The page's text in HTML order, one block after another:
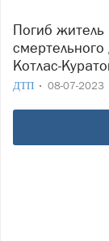
Погиб житель Вологодской области? Момент
Котлас-
ДТП 08-07-2023